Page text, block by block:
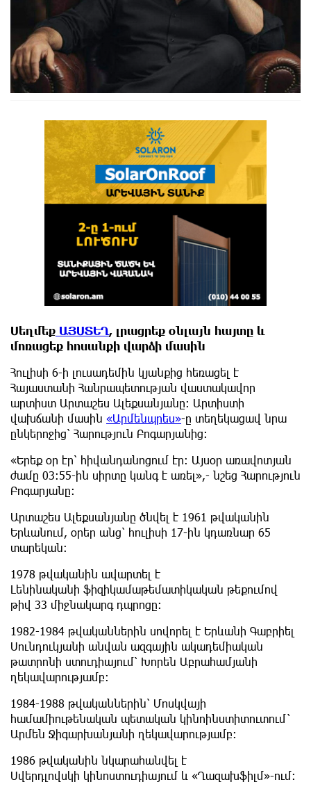
Սեղմեք ԱՅՍՏԵՂ, լրացրեք օնլայն հայտը և
մոռացեք հոսանքի վարձի մասին
Հուլիսի 6-ի լուսադեմին կյանքից հեռացել է
Հայաստանի Հանրապետության վաստակավոր
արտիստ Արտաշես Ալեքսանյանը։ Արտիստի
վախճանի մասին «Արմենպրես»-ը տեղեկացավ նրա
ընկերոջից՝ Հարություն Բոգարյանից։
«Երեք օր էր՝ հիվանդանոցում էր։ Այսօր առավոտյան
ժամը 03։55-ին սիրտը կանգ է առել»,- նշեց Հարություն
Բոգարյանը։
Արտաշես Ալեքսանյանը ծնվել է 1961 թվականին
Երևանում, օրեր անց՝ հուլիսի 17-ին կդառնար 65
տարեկան։
1978 թվականին ավարտել է
Լենինականի ֆիզիկամաթեմատիկական թեքումով
թիվ 33 միջնակարգ դպրոցը։
1982-1984 թվականներին սովորել է Երևանի Գաբրիել
Սունդուկյանի անվան ազգային ակադեմիական
թատրոնի ստուդիայում՝ Խորեն Աբրահամյանի
ղեկավարությամբ։
1984-1988 թվականներին՝ Մոսկվայի
համամիութենական պետական կինոինստիտուտում`
Արմեն Ջիգարխանյանի ղեկավարությամբ։
1986 թվականին նկարահանվել է
Սվերդլովսկի կինոստուդիայում և «Ղազախֆիլմ»-ում։